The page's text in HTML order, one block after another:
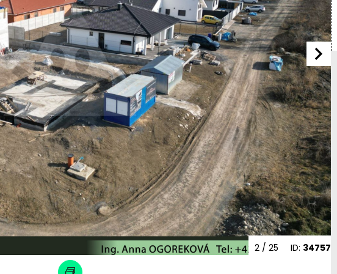
ID: 34757
2/ 25